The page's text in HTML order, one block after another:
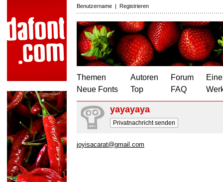
Benutzername | Registrieren
Themen
Neue Fonts
Autoren
Top
Forum
FAQ
yayayaya
Privatnachricht senden
joyisacarat@gmail.com